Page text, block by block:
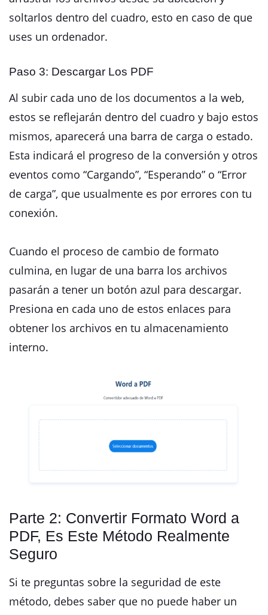
soltarlos dentro del cuadro, esto en caso de que
uses un ordenador.
Paso 3: Descargar Los PDF
Al subir cada uno de los documentos a la web,
estos se reflejarán dentro del cuadro y bajo estos
mismos, aparecerá una barra de carga o estado.
Esta indicará el progreso de la conversión y otros
eventos como “Cargando”, “Esperando” o “Error
de carga”, que usualmente es por errores con tu
conexión.
Cuando el proceso de cambio de formato
culmina, en lugar de una barra los archivos
pasarán a tener un botón azul para descargar.
Presiona en cada uno de estos enlaces para
obtener los archivos en tu almacenamiento
interno.
Parte 2: Convertir Formato Word a
PDF, Es Este Método Realmente
Seguro
Si te preguntas sobre la seguridad de este
método, debes saber que no puede haber un